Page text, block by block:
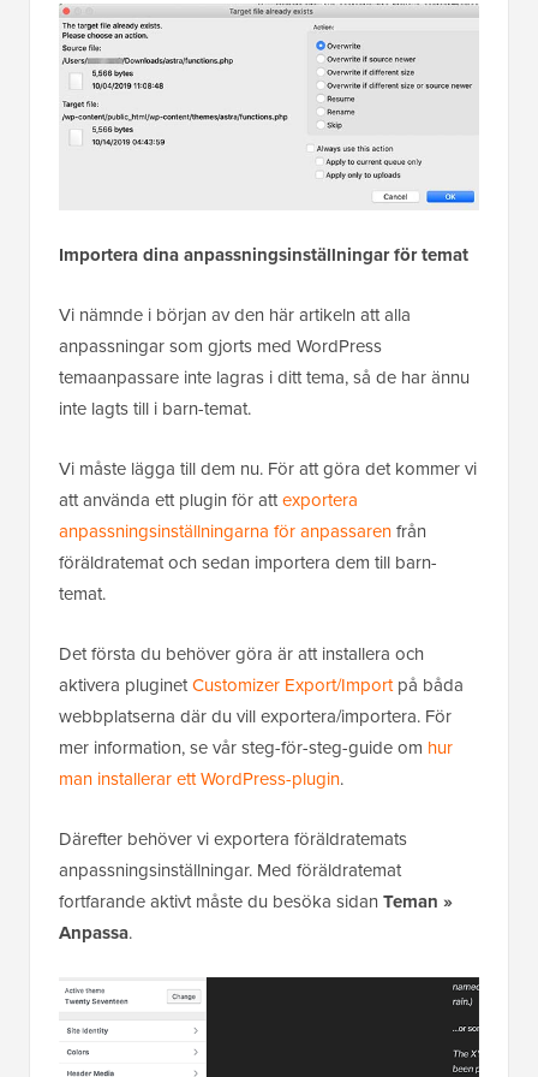
Importera dina anpassningsinställningar för temat
Vi nämnde i början av den här artikeln att alla
anpassningar som gjorts med WordPress
temaanpassare inte lagras i ditt tema, så de har ännu
inte lagts till i barn-temat.
Vi måste lägga till dem nu. För att göra det kommer vi
att använda ett plugin för attexportera
anpassningsinställningarna för anpassarenfrån
föräldratemat och sedan importera dem till barn-
temat.
Det första du behöver göra är att installera och
aktivera pluginetCustomizer Export/Importpå båda
webbplatserna där du vill exportera/importera. För
mer information, se vår steg-för-steg-guide om hur
man installerar ett WordPress-plugin.
Därefter behöver vi exportera föräldratemats
anpassningsinställningar. Med föräldratemat
fortfarande aktivt måste du besöka sidan Teman »
Anpassa.